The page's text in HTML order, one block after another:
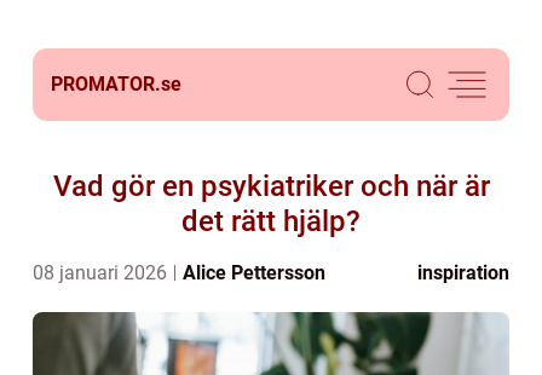
PROMATOR.se
Vad gör en psykiatriker och när är
det rätt hjälp?
08 januari 2026 Alice Pettersson inspiration